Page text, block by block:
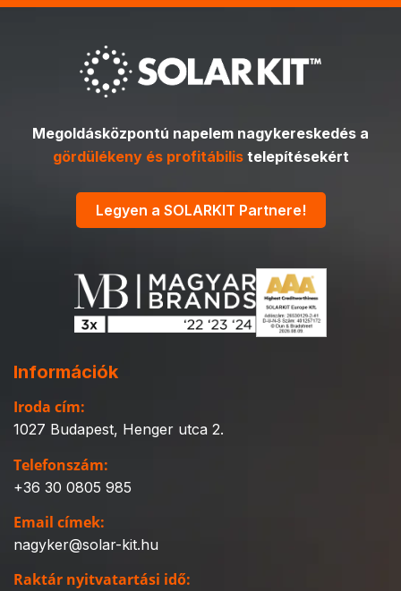
Megoldásközpontú napelem nagykereskedés a
gördülékeny és profitábilistelepítésekért
Legyen a SOLARKIT Partnere!
Információk
Iroda cím:
1027 Budapest, Henger utca 2.
Telefonszám:
+36 30 0805 985
Email címek:
nagyker@solar-kit.hu
Raktár nyitvatartási idő: